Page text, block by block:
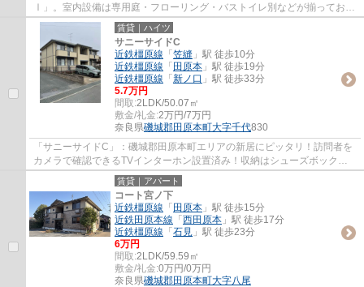
Ⅰ」。室内設備は専用庭・フローリング・バストイレ別などが揃ってお
り、とても充実しています。収納はシューズボック...
賃貸｜ハイツ
サニーサイドC
近鉄橿原線 「 笠縫 」駅 徒歩10分
近鉄橿原線 「 田原本 」駅 徒歩19分
近鉄橿原線 「 新ノ口 」駅 徒歩33分
5.7万円
間取:2LDK/50.07㎡
敷金/礼金:2万円/7万円
奈良県磯城郡田原本町大字千代830
「サニーサイドC」：磯城郡田原本町エリアの新居にピッタリ！訪問者を
カメラで確認できるTVインターホン設置済み！収納はシューズボック
ス・ウォークインクロゼットなど豊富なので、広...
賃貸｜アパート
コート宮ノ下
近鉄橿原線 「 田原本 」駅 徒歩15分
近鉄田原本線 「 西田原本 」駅 徒歩17分
近鉄橿原線 「 石見 」駅 徒歩23分
6万円
間取:2LDK/59.59㎡
敷金/礼金:0万円/0万円
奈良県磯城郡田原本町大字八尾